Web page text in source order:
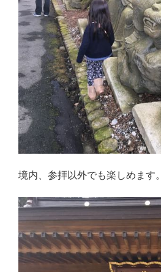
境内、参拝以外でも楽しめます。